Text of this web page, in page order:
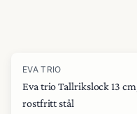
EVA TRIO
Eva trio Tallrikslock 13
rostfritt stål